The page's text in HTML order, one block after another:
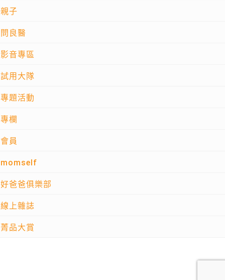
親子
問良醫
影音專區
試用大隊
專題活動
專欄
會員
momself
好爸爸俱樂部
線上雜誌
菁品大賞